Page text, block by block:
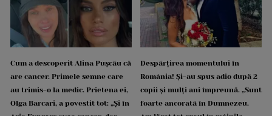
Cum a descoperit Alina Pușcău că
are cancer. Primele semne care
au trimis-o la medic. Prietena ei,
Olga Barcari, a povestit tot: „Și în
Despărțirea momentului în
România! Și-au spus adio după 2
copii și mulți ani împreună. „Sunt
foarte ancorată în Dumnezeu.